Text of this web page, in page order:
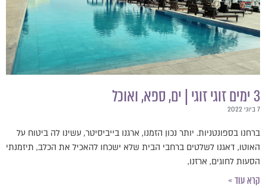
3 ימים זוגי זוגי | ים, ספא, ואוכל
7 ביוני 2022
ברחנו בספונטניות. יותר נכון הזמנו, ארגנו בייביסיטר, עשינו לה ביטוח על
האוטו, דאגנו לשלטים ברחבי הבית שלא ישכחו להאכיל את הכלב, תיזמנתי
הסעות לחוגים, ארזנו,
קרא עוד »